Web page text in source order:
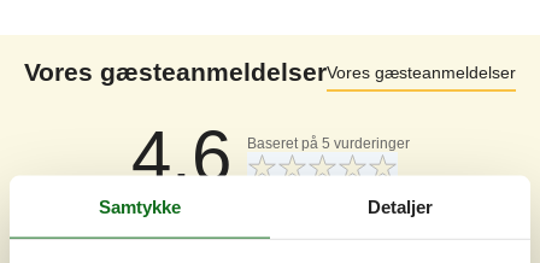
Vores gæsteanmeldelserVores gæsteanmeldelser
4,6 Baseret på 5 vurderinger
Sidste vurdering fra d. 26-07-2026
Samtykke Detaljer